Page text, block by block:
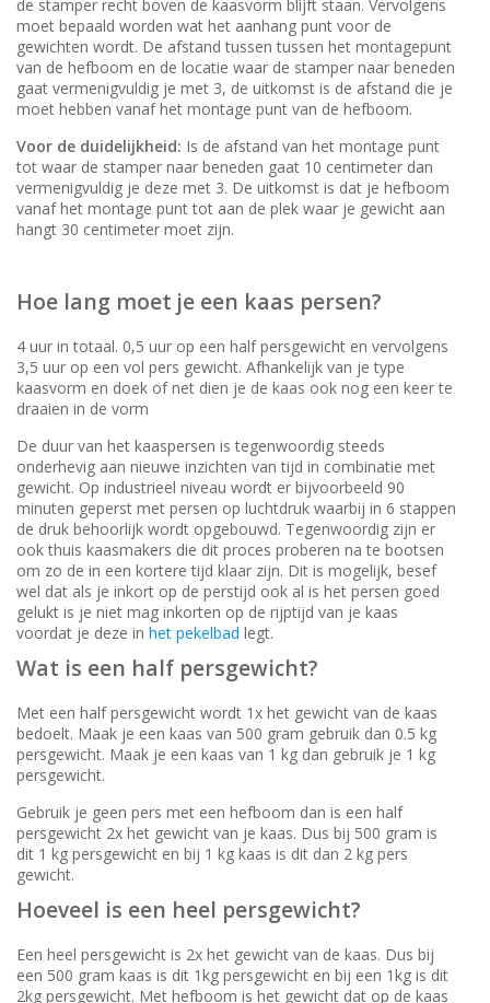
de stamper recht boven de kaasvorm blijft staan. Vervolgens
moet bepaald worden wat het aanhang punt voor de
gewichten wordt. De afstand tussen tussen het montagepunt
van de hefboom en de locatie waar de stamper naar beneden
gaat vermenigvuldig je met 3, de uitkomst is de afstand die je
moet hebben vanaf het montage punt van de hefboom.
Voor de duidelijkheid: Is de afstand van het montage punt
tot waar de stamper naar beneden gaat 10 centimeter dan
vermenigvuldig je deze met 3. De uitkomst is dat je hefboom
vanaf het montage punt tot aan de plek waar je gewicht aan
hangt 30 centimeter moet zijn.
Hoe lang moet je een kaas persen?
4 uur in totaal. 0,5 uur op een half persgewicht en vervolgens
3,5 uur op een vol pers gewicht. Afhankelijk van je type
kaasvorm en doek of net dien je de kaas ook nog een keer te
draaien in de vorm
De duur van het kaaspersen is tegenwoordig steeds
onderhevig aan nieuwe inzichten van tijd in combinatie met
gewicht. Op industrieel niveau wordt er bijvoorbeeld 90
minuten geperst met persen op luchtdruk waarbij in 6 stappen
de druk behoorlijk wordt opgebouwd. Tegenwoordig zijn er
ook thuis kaasmakers die dit proces proberen na te bootsen
om zo de in een kortere tijd klaar zijn. Dit is mogelijk, besef
wel dat als je inkort op de perstijd ook al is het persen goed
gelukt is je niet mag inkorten op de rijptijd van je kaas
voordat je deze in het pekelbad legt.
Wat is een half persgewicht?
Met een half persgewicht wordt 1x het gewicht van de kaas
bedoelt. Maak je een kaas van 500 gram gebruik dan 0.5 kg
persgewicht. Maak je een kaas van 1 kg dan gebruik je 1 kg
persgewicht.
Gebruik je geen pers met een hefboom dan is een half
persgewicht 2x het gewicht van je kaas. Dus bij 500 gram is
dit 1 kg persgewicht en bij 1 kg kaas is dit dan 2 kg pers
gewicht.
Hoeveel is een heel persgewicht?
Een heel persgewicht is 2x het gewicht van de kaas. Dus bij
een 500 gram kaas is dit 1kg persgewicht en bij een 1kg is dit
2kg persgewicht. Met hefboom is het gewicht dat op de kaas